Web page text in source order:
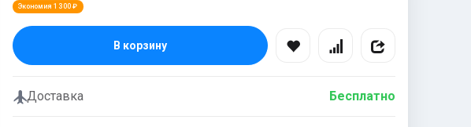
Экономия 1 300 ₽
В корзину
Доставка Бесплатно